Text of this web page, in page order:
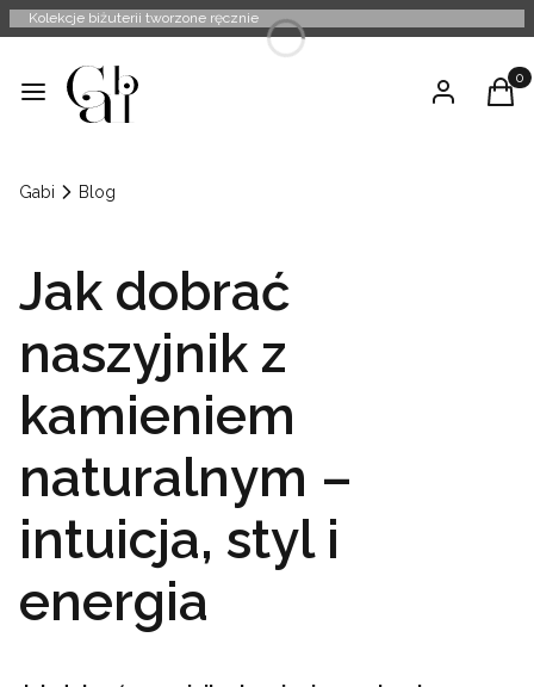
Kolekcje biżuterii tworzone ręcznie
Menu Zaloguj się
Gabi Blog
Jak dobrać
naszyjnik z
kamieniem
naturalnym –
intuicja, styl i
energia